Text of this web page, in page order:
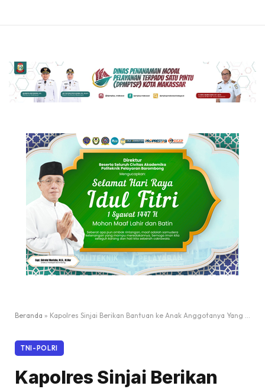
Beranda » Kapolres Sinjai Berikan Bantuan ke Anak Anggotanya Yang Mengidap Penyakit DM
TNI-POLRI
Kapolres Sinjai Berikan